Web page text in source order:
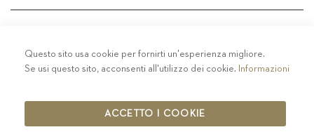
PRIVACY-COLOPHON - COOKIE POLICY
CODICE ETICO
IT00126670215
Questo sito usa cookie per fornirti un'esperienza migliore.
Se usi questo sito, acconsenti all'utilizzo dei cookie. Informazioni
ACCETTO I COOKIE